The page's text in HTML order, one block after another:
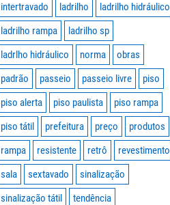
intertravado
ladrilho
ladrilho hidráulico
ladrilho rampa
ladrilho sp
ladrlho hidráulico
norma
obras
padrão
passeio passeio livre
piso
piso alerta
piso paulista
piso rampa
piso tátil
prefeitura preço
produtos
rampa
resistente retrô
revestimento
sala
sextavado
sinalização
sinalização tátil
tendência